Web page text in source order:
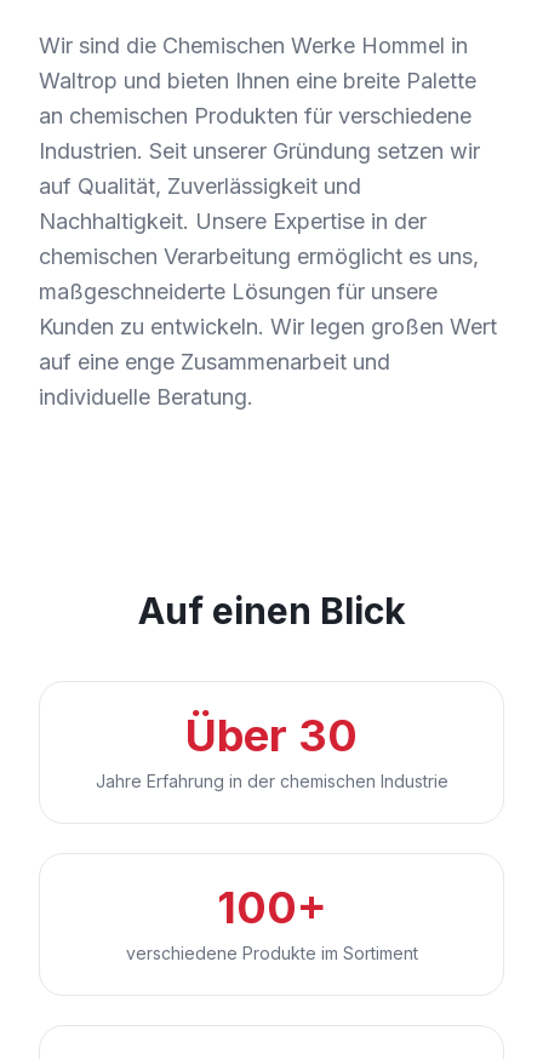
Wir sind die Chemischen Werke Hommel in
Waltrop und bieten Ihnen eine breite Palette
an chemischen Produkten für verschiedene
Industrien. Seit unserer Gründung setzen wir
auf Qualität, Zuverlässigkeit und
Nachhaltigkeit. Unsere Expertise in der
chemischen Verarbeitung ermöglicht es uns,
maßgeschneiderte Lösungen für unsere
Kunden zu entwickeln. Wir legen großen Wert
auf eine enge Zusammenarbeit und
individuelle Beratung.
Auf einen Blick
Über 30
Jahre Erfahrung in der chemischen Industrie
100+
verschiedene Produkte im Sortiment